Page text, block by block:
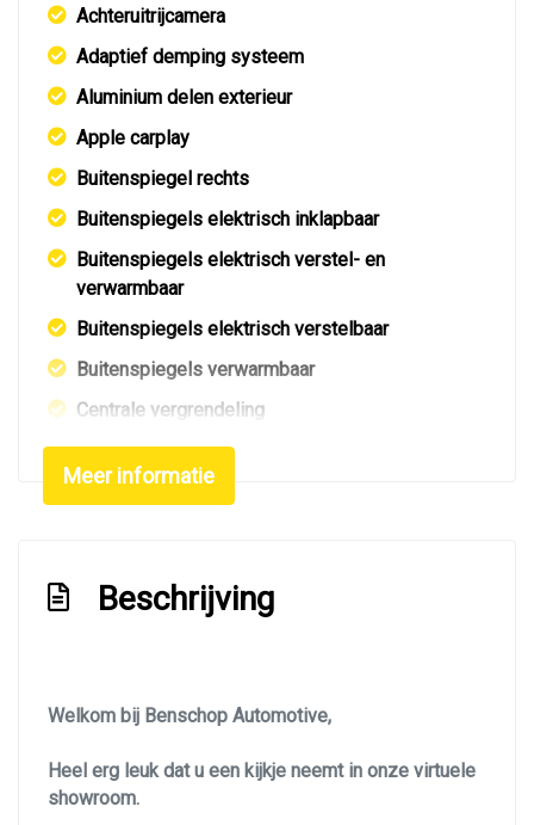
Achteruitrijcamera
Adaptief demping systeem
Aluminium delen exterieur
Apple carplay
Buitenspiegel rechts
Buitenspiegels elektrisch inklapbaar
Buitenspiegels elektrisch verstel- en
verwarmbaar
Buitenspiegels elektrisch verstelbaar
Buitenspiegels verwarmbaar
Centrale vergrendeling
Centrale vergrendeling met afstandsbediening
Dakrails
Elektrisch bedienbare achterklep
Keyless entry
Meer informatie
Beschrijving
Welkom bij Benschop Automotive,
Heel erg leuk dat u een kijkje neemt in onze virtuele
showroom.